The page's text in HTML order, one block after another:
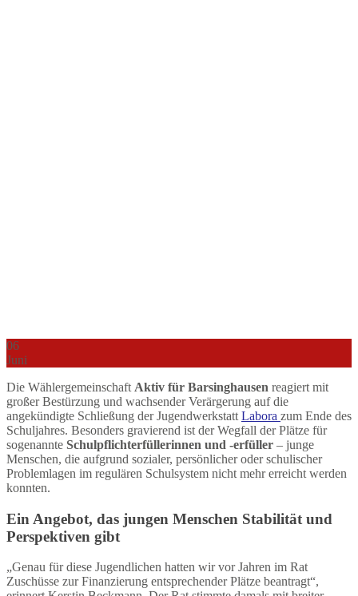
06
Juni
Die Wählergemeinschaft Aktiv für Barsinghausen reagiert mit
großer Bestürzung und wachsender Verärgerung auf die
angekündigte Schließung der Jugendwerkstatt Labora zum Ende des
Schuljahres. Besonders gravierend ist der Wegfall der Plätze für
sogenannte Schulpflichterfüllerinnen und -erfüller – junge
Menschen, die aufgrund sozialer, persönlicher oder schulischer
Problemlagen im regulären Schulsystem nicht mehr erreicht werden
konnten.
Ein Angebot, das jungen Menschen Stabilität und
Perspektiven gibt
„Genau für diese Jugendlichen hatten wir vor Jahren im Rat
Zuschüsse zur Finanzierung entsprechender Plätze beantragt“,